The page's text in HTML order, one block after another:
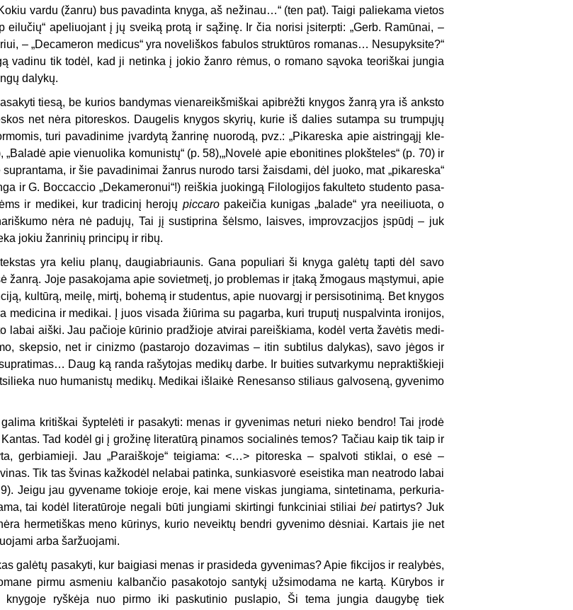
vardu (žanru) bus pa­vadinta knyga, aš nežinau…“ (ten pat). Taigi paliekama vietos
eilučių“ apeliuojant į jų sveiką protą ir sąžinę. Ir čia norisi įsiterpti: „Gerb. Ramūnai, –
– „Decameron medicus“ yra noveliškos fabu­los struktūros romanas… Nesupyk­site?“
vadinu tik todėl, kad ji netinka į jokio žanro rėmus, o romano sąvoka teoriškai jungia
dalykų.
tiesą, be kurios bandymas vienareikšmiškai apibrėžti knygos žanrą yra iš anksto
net nėra pitoreskos. Daugelis knygos skyrių, kurie iš dalies sutampa su trumpųjų
turi pavadinime įvardytą žanrinę nuorodą, pvz.: „Pikareska apie aistringąjį kle­
„Baladė apie vienuolika komunistų“ (p. 58),„Novelė apie ebonitines plokšteles“ (p. 70) ir
ir šie pavadinimai žanrus nurodo tarsi žaisdami, dėl juoko, mat „pikareska“
ir G. Boccaccio „Dekameronui“!) reiškia juokin­gą Filologijos fakulteto studento pasa­
ir medikei, kur tradi­cinį herojų piccaropakeičia kunigas „balade“ yra neeiliuota, o
nėra nė padujų, Tai jį sustiprina šėlsmo, laisves, improvzacįjos įspūdį – juk
jokiu žanrinių principų ir ribų.
yra keliu planų, daugiabriaunis. Gana populiari ši knyga galėtų tapti dėl savo
žanrą. Joje pasakojama apie sovietmetį, jo problemas ir įtaką žmo­gaus mąstymui, apie
kultūrą, meilę, mirtį, bohemą ir stu­dentus, apie nuovargį ir persisotinimą. Bet knygos
medicina ir medikai. Į juos visada žiūrima su pagarba, kuri truputį nuspalvinta iro­nijos,
labai aiški. Jau pačioje kūrinio pradžioje atvirai pa­reiškiama, kodėl verta žavėtis medi­
skepsio, net ir ciniz­mo (pastarojo dozavimas – itin subti­lus dalykas), savo jėgos ir
Daug ką randa rašytojas medikų darbe. Ir buities sutvarkymu nepraktiškieji
nuo humanistų medikų. Medikai iš­laikė Renesanso stiliaus galvoseną, gyvenimo
kritiškai šyp­telėti ir pasakyti: menas ir gyvenimas neturi nieko bendro! Tai įrodė
Tad kodėl gi į gro­žinę literatūrą pinamos socialinės te­mos? Tačiau kaip tik taip ir
gerbiamieji. Jau „Paraiš­koje“ teigiama: <…> pitoreska – spal­voti stiklai, o esė –
Tik tas švinas kažkodėl nelabai patin­ka, sunkiasvorė eseistika man neatro­do labai
9). Jeigu jau gyvename tokioje eroje, kai mene vis­kas jungiama, sintetinama, perkuria­
tai kodėl literatūro­je negali būti jungiami skirtingi funkciniai stiliai beipatirtys? Juk
hermetiškas meno kū­rinys, kurio neveiktų bendri gyvenimo dėsniai. Kartais jie net
arba šaržuojami.
galėtų pasakyti, kur baigiasi menas ir prasideda gyvenimas? Apie fikcijos ir realybės,
pirmu asmeniu kalbančio pasakotojo santykį užsimo­dama ne kartą. Kūrybos ir
knygoje ryškėja nuo pirmo iki paskutinio puslapio, Ši tema jungia daugybę tiek